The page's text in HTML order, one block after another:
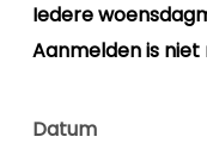
Iedere
Aanmelden is niet
Datum